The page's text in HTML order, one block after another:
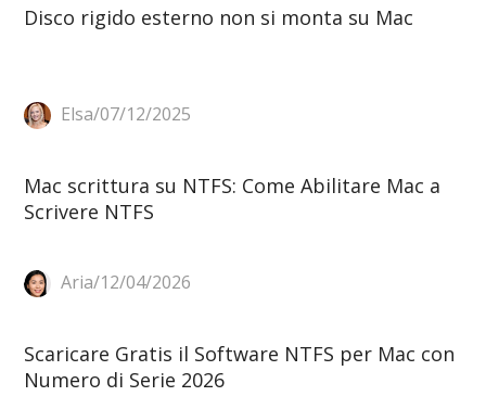
Disco rigido esterno non si monta su Mac
Elsa/07/12/2025
Mac scrittura su NTFS: Come Abilitare Mac a
Scrivere NTFS
Aria/12/04/2026
Scaricare Gratis il Software NTFS per Mac con
Numero di Serie 2026